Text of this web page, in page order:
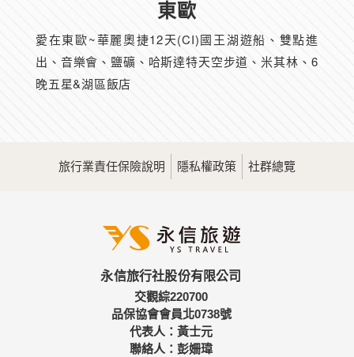
東歐
愛在東歐~華麗奧捷12天(CI)國王湖遊船、雙點進
出、音樂會、鹽礦、哈斯達特天空步道、米其林、6
晚五星&湖區飯店
旅行業責任保險說明 隱私權政策 社群總覽
永信旅行社股份有限公司
交觀綜220700
品保協會會員北0738號
代表人：黃士元
聯絡人：彭姍瑋